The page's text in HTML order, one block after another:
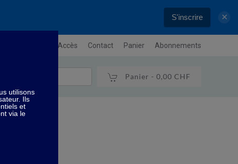
S'inscrire ✕
Plan / Accès Contact Panier Abonnements
Panier - 0,00 CHF